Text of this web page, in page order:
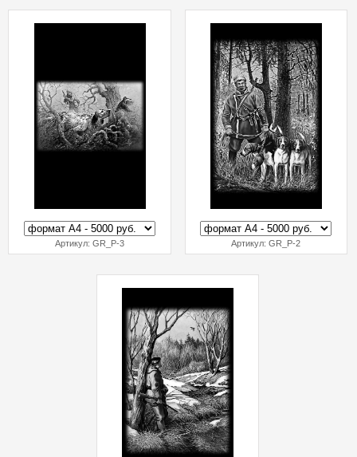
Артикул: GR_P-3 Артикул: GR_P-2